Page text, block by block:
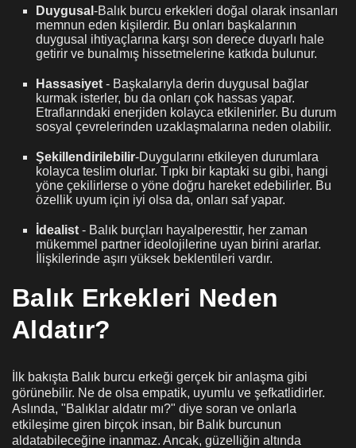
Duygusal -Balık burcu erkekleri doğal olarak insanları
memnun eden kişilerdir. Bu onları başkalarının
duygusal ihtiyaçlarına karşı son derece duyarlı hale
getirir ve bunalmış hissetmelerine katkıda bulunur.
Hassasiyet - Başkalarıyla derin duygusal bağlar
kurmak isterler, bu da onları çok hassas yapar.
Etraflarındaki enerjiden kolayca etkilenirler. Bu durum
sosyal çevrelerinden uzaklaşmalarına neden olabilir.
Şekillendirilebilir-Duygularını etkileyen durumlara
kolayca teslim olurlar. Tıpkı bir kaptaki su gibi, hangi
yöne çekilirlerse o yöne doğru hareket edebilirler. Bu
özellik uyum için iyi olsa da, onları saf yapar.
İdealist - Balık burçları hayalperesttir, her zaman
mükemmel partner ideolojilerine uyan birini ararlar.
İlişkilerinde aşırı yüksek beklentileri vardır.
Balık Erkekleri Neden
Aldatır?
İlk bakışta Balık burcu erkeği gerçek bir anlaşma gibi
görünebilir. Ne de olsa empatik, uyumlu ve şefkatlidirler.
Aslında, "Balıklar aldatır mı?" diye soran ve onlarla
etkileşime giren birçok insan, bir Balık burcunun
aldatabileceğine inanmaz. Ancak, güzelliğin altında